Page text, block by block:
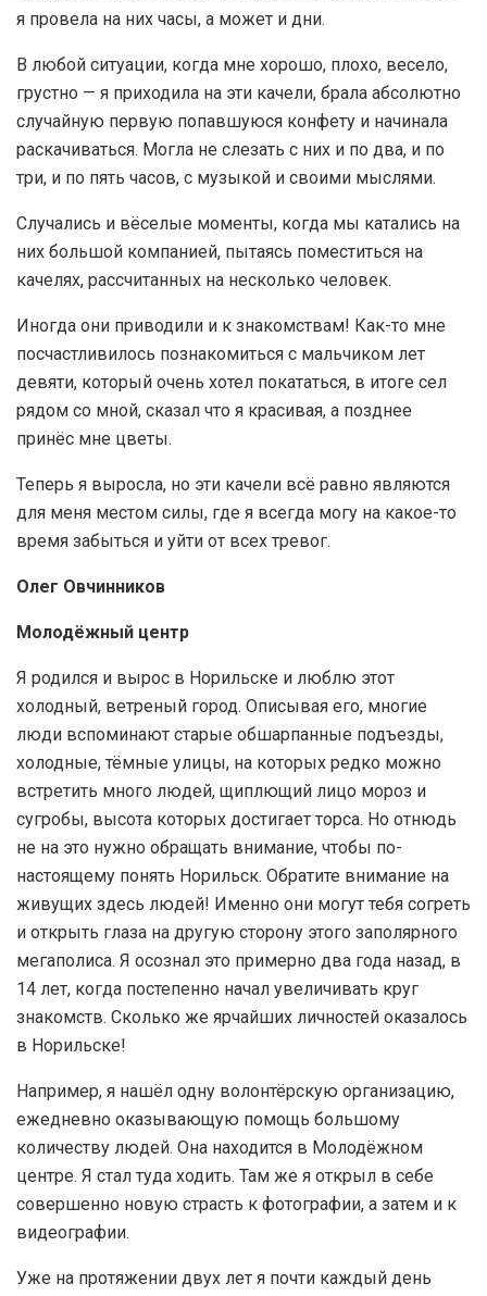
я провела на них часы, а может и дни.
В любой ситуации, когда мне хорошо, плохо, весело,
грустно — я приходила на эти качели, брала абсолютно
случайную первую попавшуюся конфету и начинала
раскачиваться. Могла не слезать с них и по два, и по
три, и по пять часов, с музыкой и своими мыслями.
Случались и вёселые моменты, когда мы катались на
них большой компанией, пытаясь поместиться на
качелях, рассчитанных на несколько человек.
Иногда они приводили и к знакомствам! Как-то мне
посчастливилось познакомиться с мальчиком лет
девяти, который очень хотел покататься, в итоге сел
рядом со мной, сказал что я красивая, а позднее
принёс мне цветы.
Теперь я выросла, но эти качели всё равно являются
для меня местом силы, где я всегда могу на какое-то
время забыться и уйти от всех тревог.
Олег Овчинников
Молодёжный центр
Я родился и вырос в Норильске и люблю этот
холодный, ветреный город. Описывая его, многие
люди вспоминают старые обшарпанные подъезды,
холодные, тёмные улицы, на которых редко можно
встретить много людей, щиплющий лицо мороз и
сугробы, высота которых достигает торса. Но отнюдь
не на это нужно обращать внимание, чтобы по-
настоящему понять Норильск. Обратите внимание на
живущих здесь людей! Именно они могут тебя согреть
и открыть глаза на другую сторону этого заполярного
мегаполиса. Я осознал это примерно два года назад, в
14 лет, когда постепенно начал увеличивать круг
знакомств. Сколько же ярчайших личностей оказалось
в Норильске!
Например, я нашёл одну волонтёрскую организацию,
ежедневно оказывающую помощь большому
количеству людей. Она находится в Молодёжном
центре. Я стал туда ходить. Там же я открыл в себе
совершенно новую страсть к фотографии, а затем и к
видеографии.
Уже на протяжении двух лет я почти каждый день